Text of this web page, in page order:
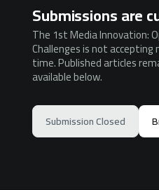
Submissions are
The 1st Media Innovation:
Challenges is not
time. Published articles
available below.
Submission Closed